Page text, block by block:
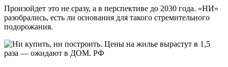
Произойдет это не сразу, а в перспективе до 2030 года. «НИ»
разобрались, есть ли основания для такого стремительного
подорожания.